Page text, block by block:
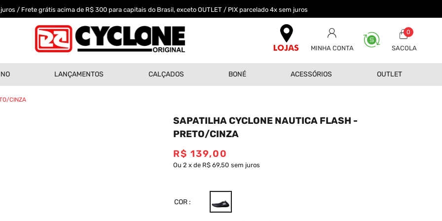
/ Frete grátis acima de R$ 300 para capitais do Brasil, exceto OUTLET / PIX parcelado 4x sem juros
MINHA CONTA
0
LANÇAMENTOS CALÇADOS BONÉ ACESSÓRIOS OUTLET
CINZA
SAPATILHA CYCLONE NAUTICA FLASH -
PRETO/CINZA
R$ 139,00
Ou2 x de R$ 69,50 sem juros
COR